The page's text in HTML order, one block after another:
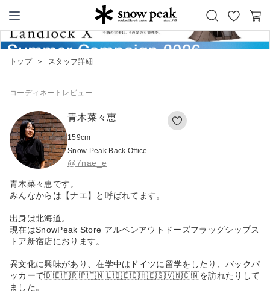
Snow Peak
お
気
カ
ー
トップ ＞ スタッフ詳細
コーディネート レビュー
青木菜々恵
159cm
Snow Peak Back Office
@7nae_e
青木菜々恵です。
みんなからは【ナエ】と呼ばれてます。
出身は北海道。
現在はSnowPeak Store アルペンアウトドーズフラッグシップス
トア新宿店におります。
異文化に興味があり、在学中はドイツに留学をしたり、バックパ
ッカーで🇩🇪🇫🇷🇵🇹🇳🇱🇧🇪🇨🇭🇪🇸🇻🇳🇨🇳を訪れたりして
ました。